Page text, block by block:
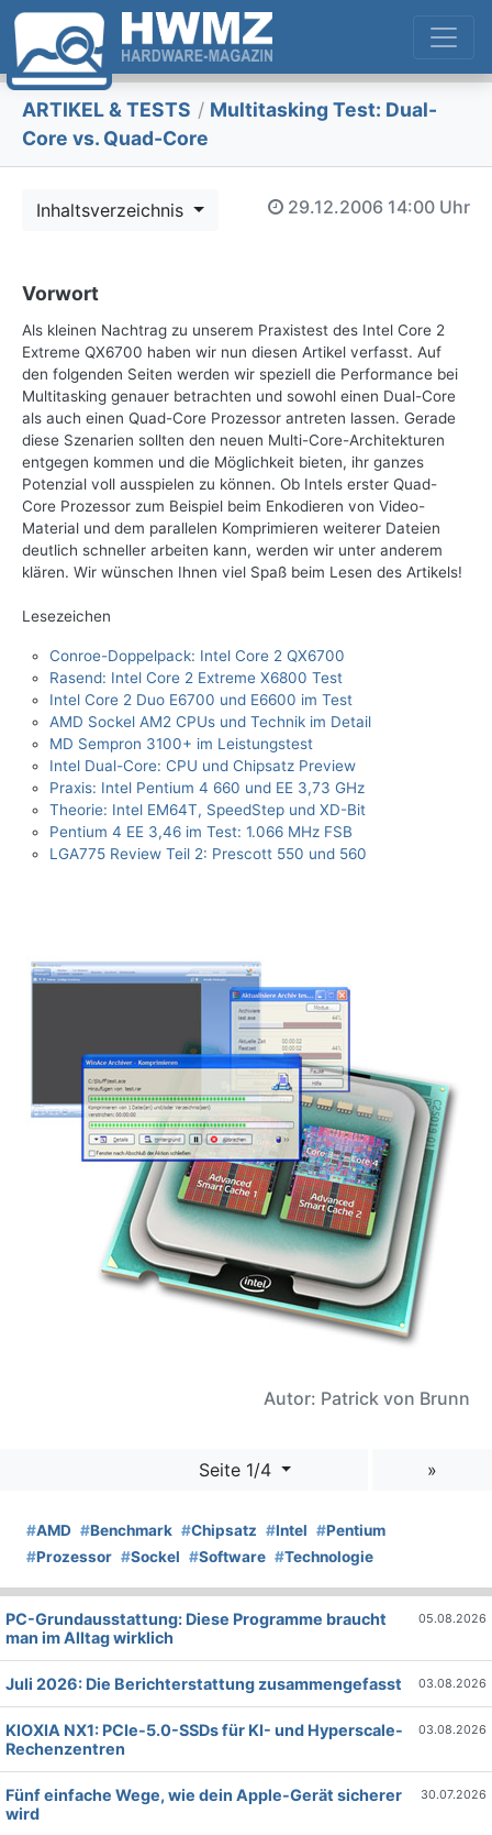
ARTIKEL & TESTS / Multitasking Test: Dual-
Core vs. Quad-Core
Inhaltsverzeichnis 29.12.2006 14:00 Uhr
Vorwort
Als kleinen Nachtrag zu unserem Praxistest des Intel Core 2
Extreme QX6700 haben wir nun diesen Artikel verfasst. Auf
den folgenden Seiten werden wir speziell die Performance bei
Multitasking genauer betrachten und sowohl einen Dual-Core
als auch einen Quad-Core Prozessor antreten lassen. Gerade
diese Szenarien sollten den neuen Multi-Core-Architekturen
entgegen kommen und die Möglichkeit bieten, ihr ganzes
Potenzial voll ausspielen zu können. Ob Intels erster Quad-
Core Prozessor zum Beispiel beim Enkodieren von Video-
Material und dem parallelen Komprimieren weiterer Dateien
deutlich schneller arbeiten kann, werden wir unter anderem
klären. Wir wünschen Ihnen viel Spaß beim Lesen des Artikels!
Lesezeichen
Conroe-Doppelpack: Intel Core 2 QX6700
Rasend: Intel Core 2 Extreme X6800 Test
Intel Core 2 Duo E6700 und E6600 im Test
AMD Sockel AM2 CPUs und Technik im Detail
MD Sempron 3100+ im Leistungstest
Intel Dual-Core: CPU und Chipsatz Preview
Praxis: Intel Pentium 4 660 und EE 3,73 GHz
Theorie: Intel EM64T, SpeedStep und XD-Bit
Pentium 4 EE 3,46 im Test: 1.066 MHz FSB
LGA775 Review Teil 2: Prescott 550 und 560
Autor: Patrick von Brunn
Seite 1/4 »
#AMD #Benchmark #Chipsatz #Intel #Pentium
#Prozessor #Sockel #Software #Technologie
PC-Grundausstattung: Diese Programme braucht
man im Alltag wirklich
05.08.2026
Juli 2026: Die Bericht­erstattung zusammengefasst 03.08.2026
KIOXIA NX1: PCIe-5.0-SSDs für KI- und Hyperscale-
Rechenzentren
03.08.2026
Fünf einfache Wege, wie dein Apple-Gerät sicherer
wird
30.07.2026